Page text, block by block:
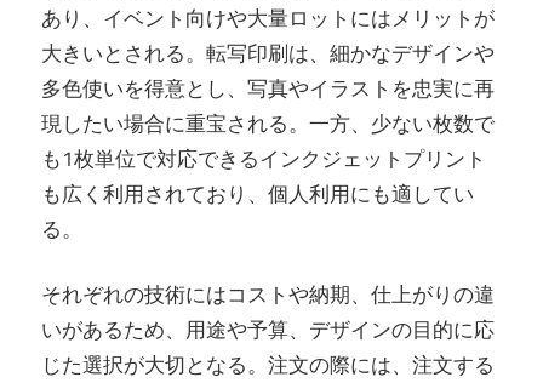
あり、イベント向けや大量ロットにはメリットが
大きいとされる。転写印刷は、細かなデザインや
多色使いを得意とし、写真やイラストを忠実に再
現したい場合に重宝される。一方、少ない枚数で
も1枚単位で対応できるインクジェットプリント
も広く利用されており、個人利用にも適してい
る。
それぞれの技術にはコストや納期、仕上がりの違
いがあるため、用途や予算、デザインの目的に応
じた選択が大切となる。注文の際には、注文する